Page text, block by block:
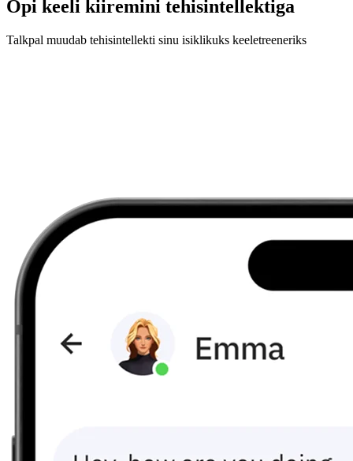
Õpi keeli kiiremini tehisintellektiga
Talkpal muudab tehisintellekti sinu isiklikuks keeletreeneriks